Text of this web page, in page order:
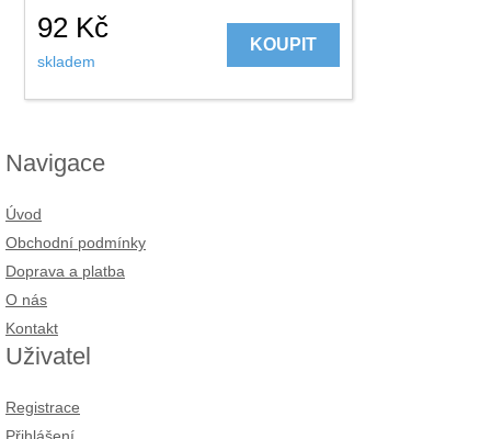
92 Kč
skladem
KOUPIT
Navigace
Úvod
Obchodní podmínky
Doprava a platba
O nás
Kontakt
Uživatel
Registrace
Přihlášení